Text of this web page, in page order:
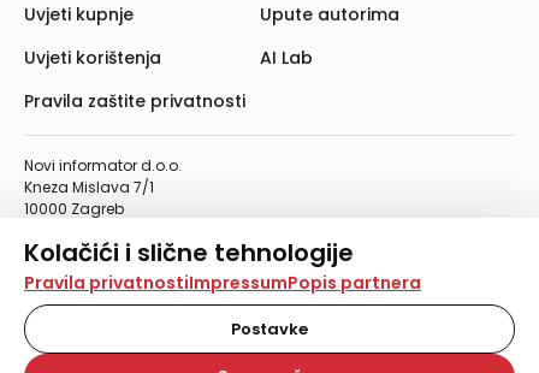
Kolačići i slične tehnologije
Na našoj web stranici koristimo kolačiće i slične
tehnologije za pohranu, čitanje i obradu informacija na
vašem uređaju. Time poboljšavamo korisničko iskustvo,
analiziramo promet na stranici te prikazujemo sadržaje i
oglase koji vas zanimaju. Korisnički profili mogu se kreirati
Pravila privatnostiImpressumPopis partnera
Postavke
Novi informator d.o.o.
Kneza Mislava 7/1
10000 Zagreb
Telefaks: 01/4612-553
info@informator.hr
PRATITE NAS:
Uvjeti kupnje
Uvjeti korištenja
Pravila zaštite privatnosti
Upute autorima
AI Lab